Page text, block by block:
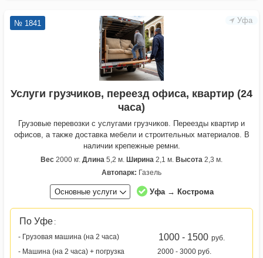
Уфа
№ 1841
Услуги грузчиков, переезд офиса, квартир (24
часа)
Грузовые перевозки с услугами грузчиков. Переезды квартир и
офисов, а также доставка мебели и строительных материалов. В
наличии крепежные ремни.
Вес 2000 кг. Длина 5,2 м. Ширина 2,1 м. Высота 2,3 м.
Автопарк: Газель
Основные услуги Уфа → Кострома
По Уфе :
- Грузовая машина (на 2 часа)
1000 - 1500 руб.
- Машина (на 2 часа) + погрузка
2000 - 3000 руб.